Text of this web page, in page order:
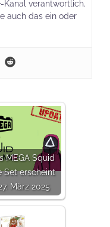
Kanal verantwortlich.
auch das ein oder
MEGA Squid
Set erscheint
März 2025